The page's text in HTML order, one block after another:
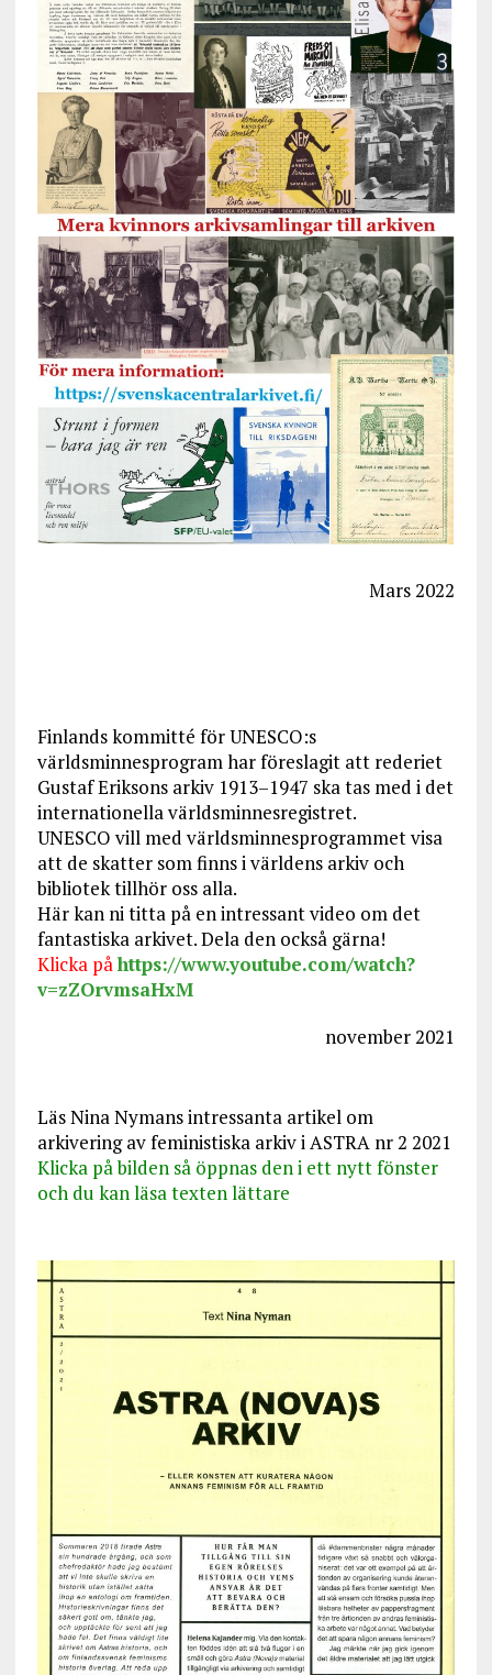
Mars 2022
Finlands kommitté för UNESCO:s
världsminnesprogram har föreslagit att rederiet
Gustaf Eriksons arkiv 1913–1947 ska tas med i det
internationella världsminnesregistret.
UNESCO vill med världsminnesprogrammet visa
att de skatter som finns i världens arkiv och
bibliotek tillhör oss alla.
Här kan ni titta på en intressant video om det
fantastiska arkivet. Dela den också gärna!
Klicka påhttps://www.youtube.com/watch?
v=zZOrvmsaHxM
november 2021
Läs Nina Nymans intressanta artikel om
arkivering av feministiska arkiv i ASTRA nr 2 2021
Klicka på bilden så öppnas den i ett nytt fönster
och du kan läsa texten lättare